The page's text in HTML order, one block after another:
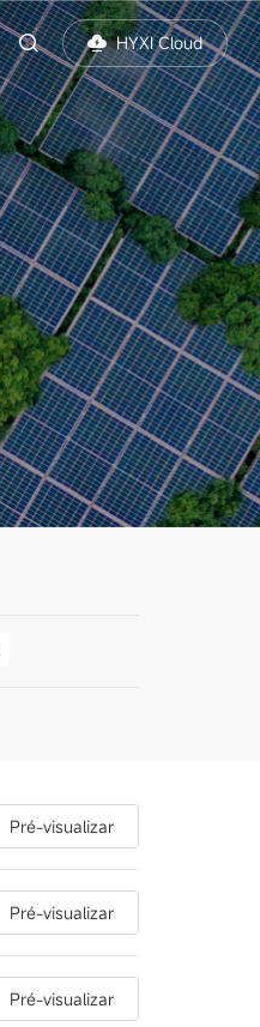
HYXI Cloud
Pré-visualizar
Pré-visualizar
Pré-visualizar